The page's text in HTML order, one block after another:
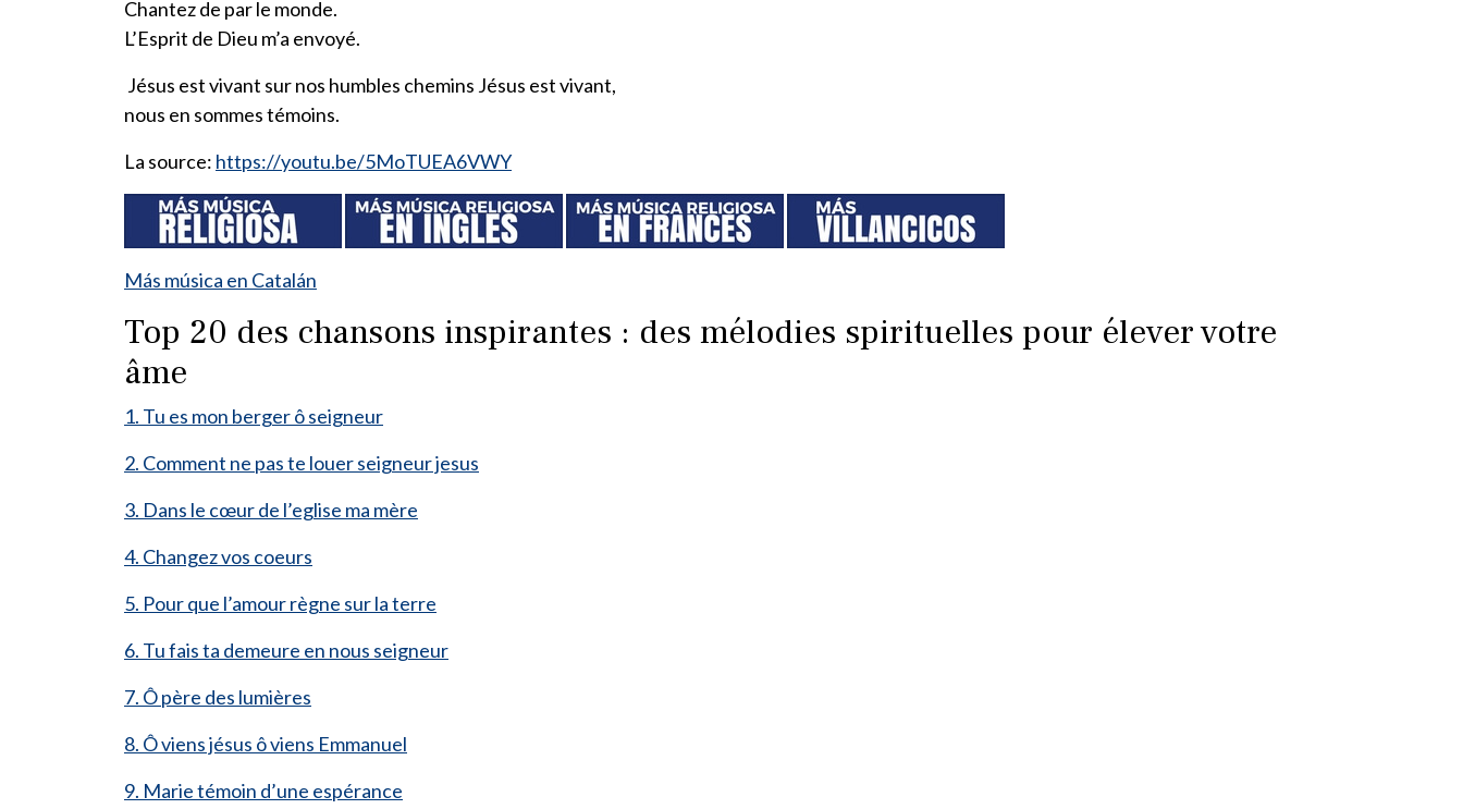
Chantez de par le monde.
L’Esprit de Dieu m’a envoyé.
Jésus est vivant sur nos humbles chemins Jésus est vivant,
nous en sommes témoins.
La source: https://youtu.be/5MoTUEA6VWY
Más música en Catalán
Top 20 des chansons inspirantes : des mélodies spirituelles pour élever votre
âme
1. Tu es mon berger ô seigneur
2. Comment ne pas te louer seigneur jesus
3. Dans le cœur de l’eglise ma mère
4. Changez vos coeurs
5. Pour que l’amour règne sur la terre
6. Tu fais ta demeure en nous seigneur
7. Ô père des lumières
8. Ô viens jésus ô viens Emmanuel
9. Marie témoin d’une espérance